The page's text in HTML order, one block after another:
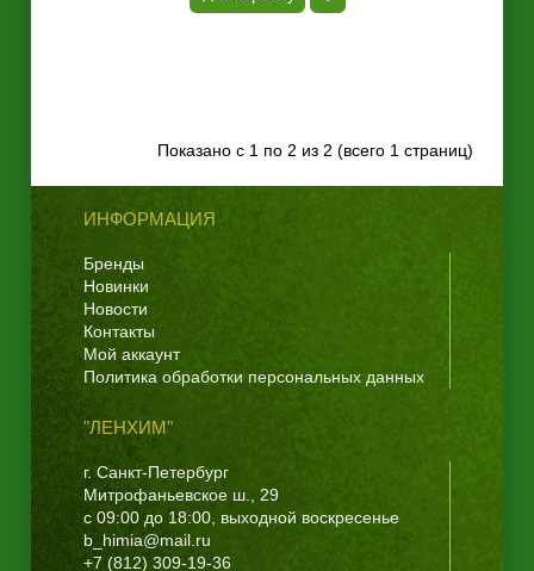
Показано с 1 по 2 из 2 (всего 1 страниц)
ИНФОРМАЦИЯ
Бренды
Новинки
Новости
Контакты
Мой аккаунт
Политика обработки персональных данных
"ЛЕНХИМ"
г. Санкт-Петербург
Митрофаньевское ш., 29
с 09:00 до 18:00, выходной воскресенье
b_himia@mail.ru
+7 (812) 309-19-36